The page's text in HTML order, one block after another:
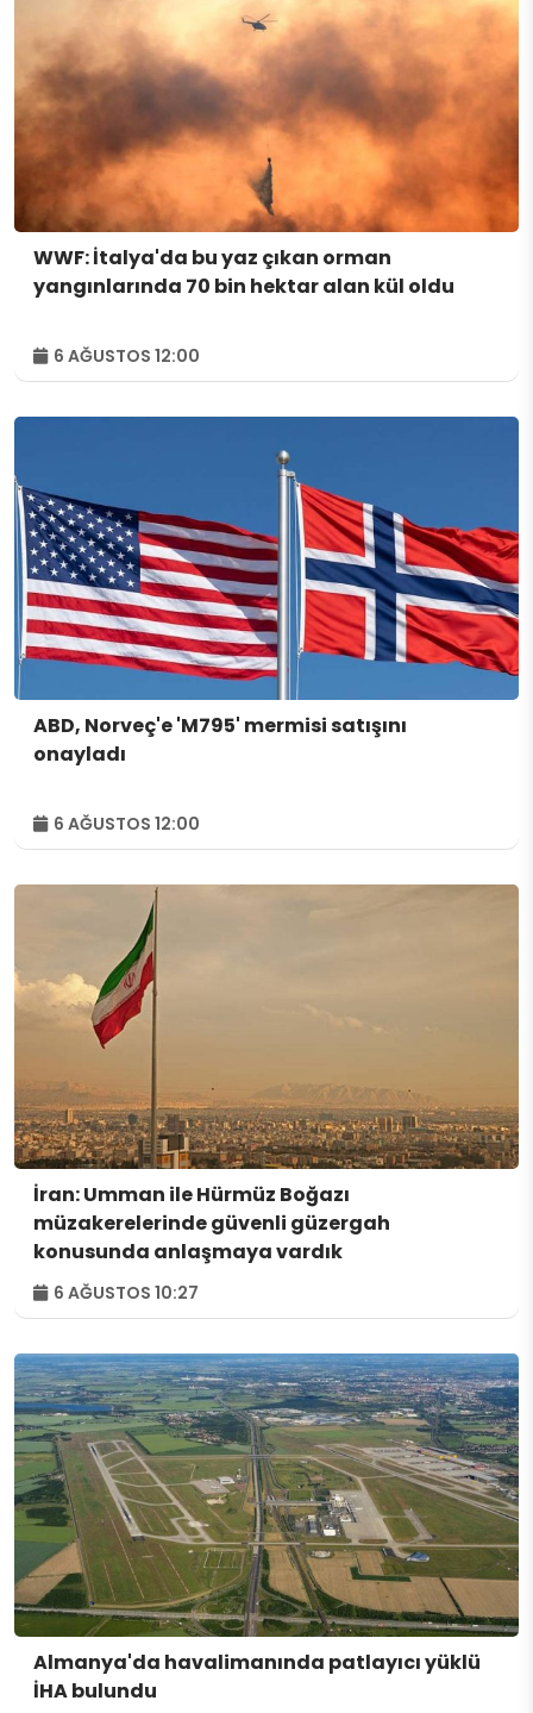
WWF: İtalya'da bu yaz çıkan orman
yangınlarında 70 bin hektar alan kül oldu
6 AĞUSTOS 12:00
ABD, Norveç'e 'M795' mermisi satışını
onayladı
6 AĞUSTOS 12:00
İran: Umman ile Hürmüz Boğazı
müzakerelerinde güvenli güzergah
konusunda anlaşmaya vardık
6 AĞUSTOS 10:27
Almanya'da havalimanında patlayıcı yüklü
İHA bulundu